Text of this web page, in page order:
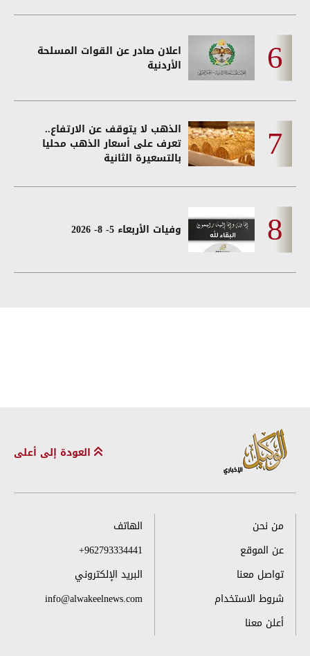
اعلان صادر عن القوات المسلحة
الأردنية
الذهب لا يتوقف عن الارتفاع..
تعرف على أسعار الذهب محليا
بالتسعيرة الثانية
وفيات الأربعاء 5- 8- 2026
العودة إلى أعلى
من نحن
عن الموقع
تواصل معنا
شروط الاستخدام
أعلن معنا
الهاتف
+962793334441
البريد الإلكتروني
info@alwakeelnews.com